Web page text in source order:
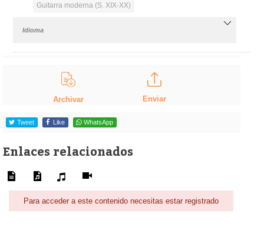
Guitarra moderna (S. XIX-XX)
Idioma
Archivar Enviar
Tweet Like WhatsApp
Enlaces relacionados
Para acceder a este contenido necesitas estar registrado